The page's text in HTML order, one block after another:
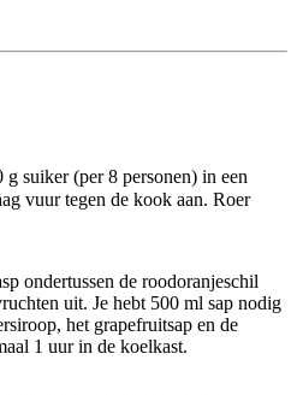
suiker (per 8 personen) in een
vuur tegen de kook aan. Roer
ondertussen de roodoranjeschil
uit. Je hebt 500 ml sap nodig
het grapefruitsap en de
1 uur in de koelkast.